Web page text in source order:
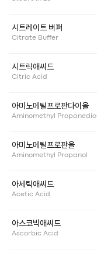
시트레이트 버퍼
Citrate Buffer
시트릭애씨드
Citric Acid
아미노메틸프로판다이올
Aminomethyl Propanediol
아미노메틸프로판올
Aminomethyl Propanol
아세틱애씨드
Acetic Acid
아스코빅애씨드
Ascorbic Acid